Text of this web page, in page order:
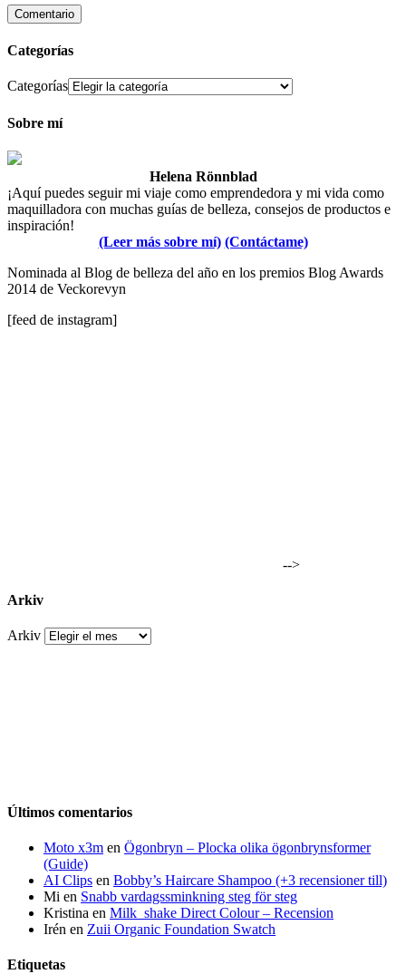
Categorías
Categorías
Sobre mí
Helena Rönnblad
¡Aquí puedes seguir mi viaje como emprendedora y mi vida como
maquilladora con muchas guías de belleza, consejos de productos e
inspiración!
(Leer más sobre mí) (Contáctame)
Nominada al Blog de belleza del año en los premios Blog Awards
2014 de Veckorevyn
[feed de instagram]
-->
Arkiv
Arkiv
Últimos comentarios
Moto x3m en Ögonbryn – Plocka olika ögonbrynsformer
(Guide)
AI Clips en Bobby’s Haircare Shampoo (+3 recensioner till)
Mi en Snabb vardagssminkning steg för steg
Kristina en Milk_shake Direct Colour – Recension
Irén en Zuii Organic Foundation Swatch
Etiquetas